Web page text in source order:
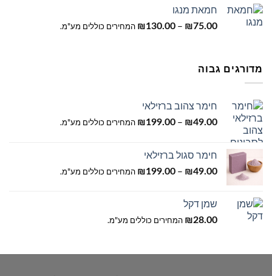
חמאת מנגו
₪75.00
–
₪130.00
טווח
המחירים כוללים מע"מ.
מדורגים גבוה
חימר צהוב ברזילאי
₪49.00
–
₪199.00
טווח
המחירים כוללים מע"מ.
חימר סגול ברזילאי
₪49.00
–
₪199.00
טווח
המחירים כוללים מע"מ.
שמן דקל
₪28.00 המחירים כוללים מע"מ.